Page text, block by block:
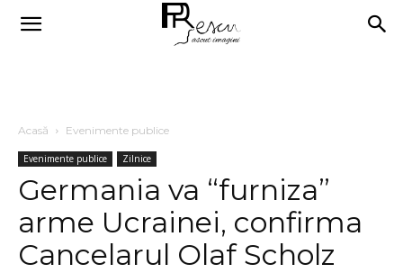
Acasă Evenimente publice
Evenimente publice Zilnice
Germania va “furniza”
arme Ucrainei, confirma
Cancelarul Olaf Scholz